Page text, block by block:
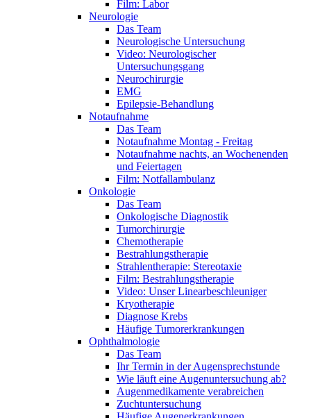
Film: Labor
Neurologie
Das Team
Neurologische Untersuchung
Video: Neurologischer
Untersuchungsgang
Neurochirurgie
EMG
Epilepsie-Behandlung
Notaufnahme
Das Team
Notaufnahme Montag - Freitag
Notaufnahme nachts, an Wochenenden
und Feiertagen
Film: Notfallambulanz
Onkologie
Das Team
Onkologische Diagnostik
Tumorchirurgie
Chemotherapie
Bestrahlungstherapie
Strahlentherapie: Stereotaxie
Film: Bestrahlungstherapie
Video: Unser Linearbeschleuniger
Kryotherapie
Diagnose Krebs
Häufige Tumorerkrankungen
Ophthalmologie
Das Team
Ihr Termin in der Augensprechstunde
Wie läuft eine Augenuntersuchung ab?
Augenmedikamente verabreichen
Zuchtuntersuchung